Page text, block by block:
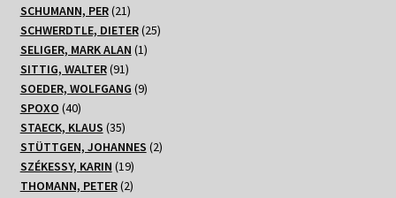
Produkt
SCHUMANN, PER 2121
Produkte
SCHWERDTLE, DIETER 2525
SELIGER, MARK ALAN 11
SITTIG, WALTER 9191
Produkte
SOEDER, WOLFGANG 99
SPOXO 4040
Produkte
STAECK, KLAUS 3535
Produkte
STÜTTGEN, JOHANNES 22
SZÉKESSY, KARIN 1919
Produkte
THOMANN, PETER 22